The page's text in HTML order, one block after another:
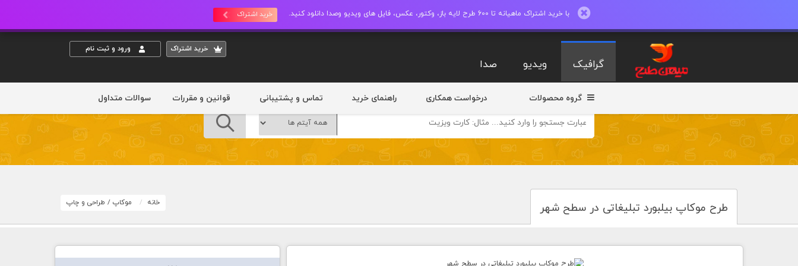
با خرید اشتراک ماهیانه تا 600 طرح لایه باز، وکتور، عکس، فایل های ویدیو وصدا دانلود کنید. خرید اشتراک
خريد اشتراک ورود و ثبت نام
گرافیک ویدیو صدا
گروه محصولات درخواست همکاری راهنمای خرید تماس و پشتیبانی قوانین و مقررات سوالات متداول
طرح موکاپ بیلبورد تبلیغاتی در سطح شهر خانه موکاپ / طراحی و چاپ